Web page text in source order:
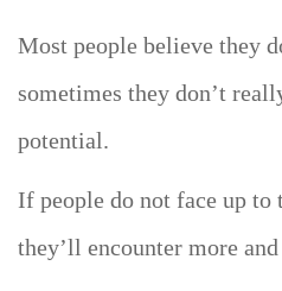
Most people believe they
sometimes they don’t
potential.
If people do not face up
they’ll encounter more